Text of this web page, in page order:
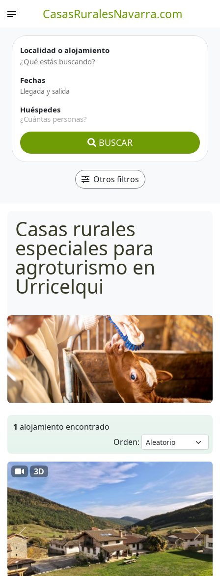
CasasRuralesNavarra.com
Localidad o alojamiento
Fechas
Huéspedes
¿Cuántas personas?
BUSCAR
Otros filtros
Casas rurales
especiales para
agroturismo en
Urricelqui
1 alojamiento encontrado
Orden:
Anterior
3D